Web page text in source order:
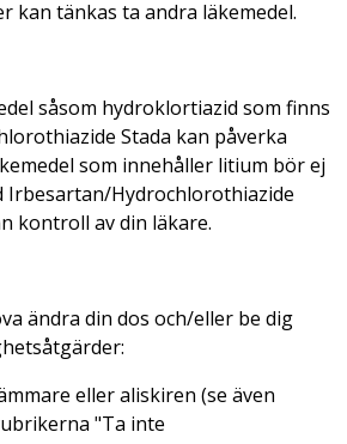
kan tänkas ta andra läkemedel.
såsom hydroklortiazid som finns
Stada kan påverka
som innehåller litium bör ej
Irbesartan/Hydrochlorothiazide
kontroll av din läkare.
ändra din dos och/eller be dig
eller aliskiren (se även
"Ta inte